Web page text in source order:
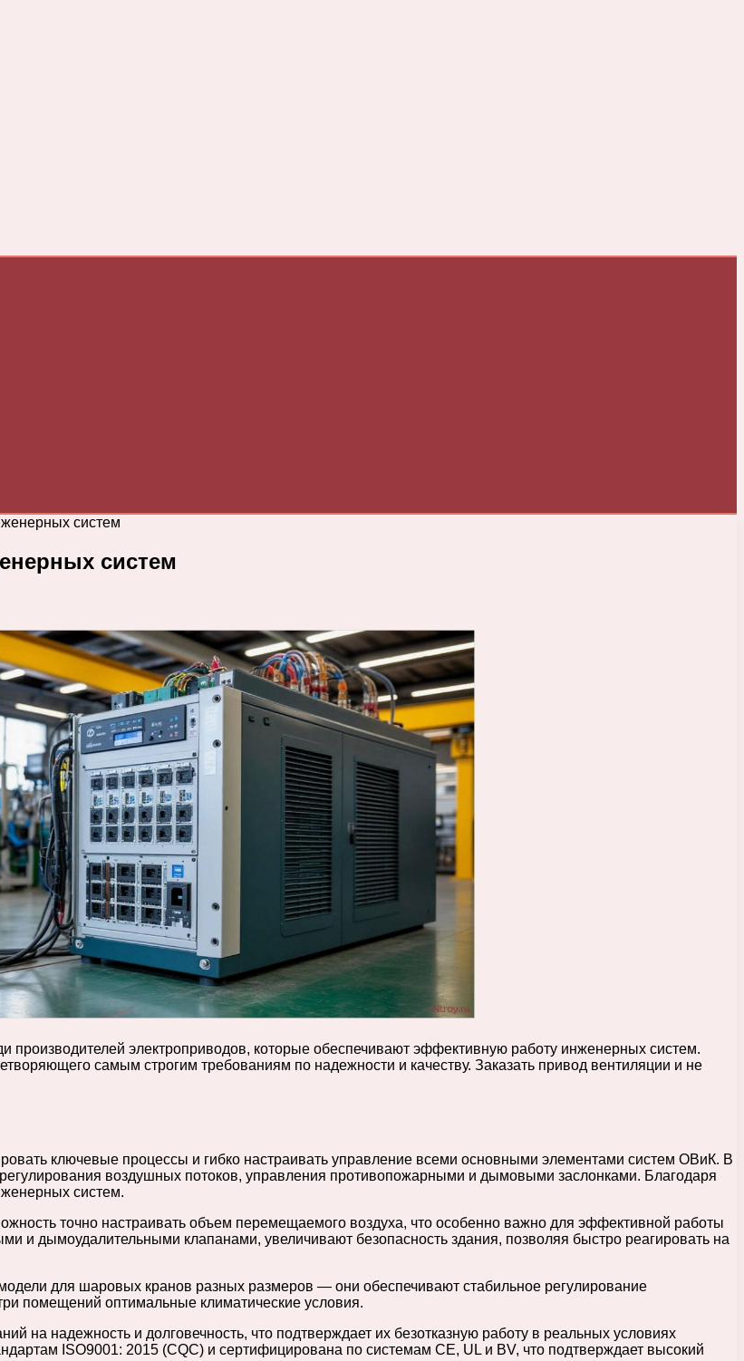
систем
систем
производителей электроприводов, которые обеспечивают эффективную работу инженерных систем.
самым строгим требованиям по надежности и качеству. Заказать привод вентиляции и не
ключевые процессы и гибко настраивать управление всеми основными элементами систем ОВиК. В
воздушных потоков, управления противопожарными и дымовыми заслонками. Благодаря
систем.
точно настраивать объем перемещаемого воздуха, что особенно важно для эффективной работы
и дымоудалительными клапанами, увеличивают безопасность здания, позволяя быстро реагировать на
для шаровых кранов разных размеров — они обеспечивают стабильное регулирование
помещений оптимальные климатические условия.
на надежность и долговечность, что подтверждает их безотказную работу в реальных условиях
ISO9001: 2015 (CQC) и сертифицирована по системам CE, UL и BV, что подтверждает высокий